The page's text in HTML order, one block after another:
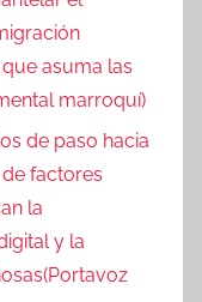
asuma las
marroquí)
de paso hacia
factores
la
y la